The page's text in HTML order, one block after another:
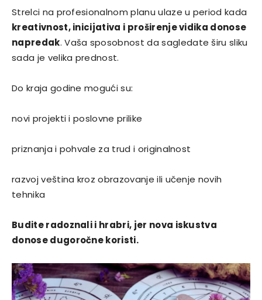
Strelci na profesionalnom planu ulaze u period kada
kreativnost, inicijativa i proširenje vidika donose
napredak. Vaša sposobnost da sagledate širu sliku
sada je velika prednost.
Do kraja godine mogući su:
novi projekti i poslovne prilike
priznanja i pohvale za trud i originalnost
razvoj veština kroz obrazovanje ili učenje novih
tehnika
Budite radoznali i hrabri, jer nova iskustva
donose dugoročne koristi.